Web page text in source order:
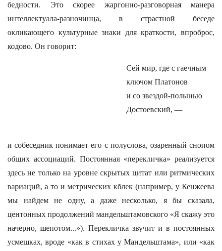
бедности. Это скорее жаргонно-разговорная манера
интеллектуала-разночинца, в страстной беседе
окликающего культурные знаки для краткости, впроброс,
кодово. Он говорит:
Сей мир, где с гаечным
ключом Платонов
и со звездой-полынью
Достоевский, —
и собеседник понимает его с полуслова, озаренный снопом
общих ассоциаций. Постоянная «перекличка» реализуется
здесь не только на уровне скрытых цитат или ритмических
вариаций, а то и метрических кблек (например, у Кенжеева
мы найдем не одну, а даже несколько, я бы сказала,
центонных продолжений мандельштамовского «Я скажу это
начерно, шепотом...»). Перекличка звучит и в постоянных
усмешках, вроде «как в стихах у Мандельштама», или «как